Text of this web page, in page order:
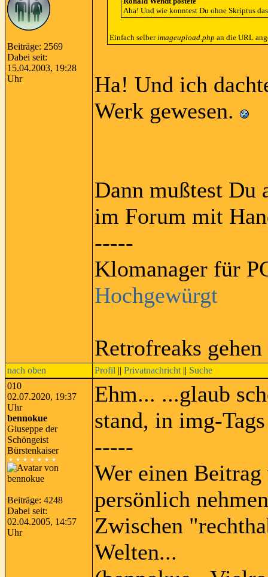
Beiträge: 2569
Dabei seit:
15.04.2003, 19:28
Uhr
Aha! Und wie konntest Du ohne Skriptus
Einfach selberimageupload.php an die URL
Ha! Und ich
Werk gewesen.
Dann mußtest Du
im Forum mit
-----
Klomanager für
Hochgewürgt
Retrofreaks
nach oben Profil || Privatnachricht || Suche
010
02.07.2020, 19:37
Uhr
bennokue
Giuseppe der
Schöngeist
Bürstenkaiser
Beiträge: 4248
Dabei seit:
02.04.2005, 14:57
Uhr
Ehm... ...glaub
stand, in img-
-----
Wer einen
persönlich
Zwischen
Welten...